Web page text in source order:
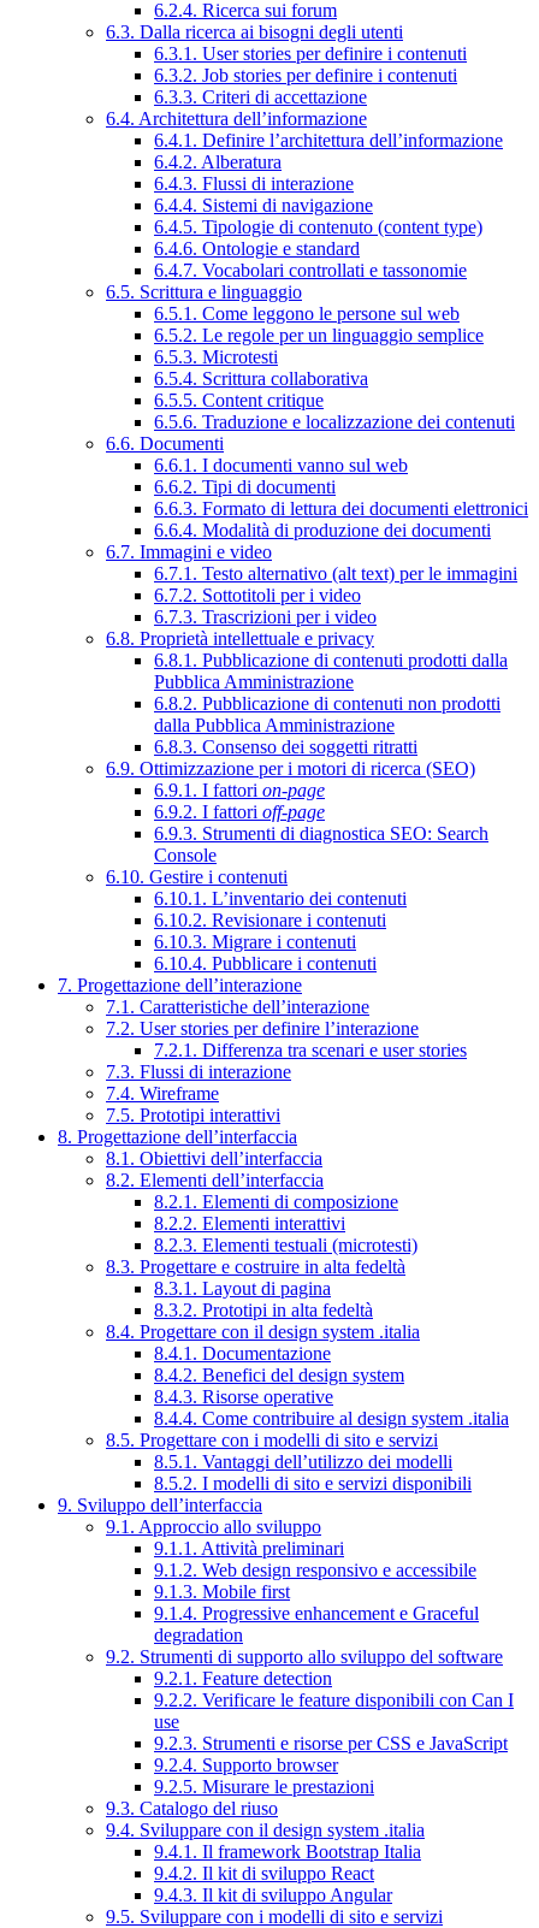
6.2.4. Ricerca sui forum
6.3. Dalla ricerca ai bisogni degli utenti
6.3.1. User stories per definire i contenuti
6.3.2. Job stories per definire i contenuti
6.3.3. Criteri di accettazione
6.4. Architettura dell’informazione
6.4.1. Definire l’architettura dell’informazione
6.4.2. Alberatura
6.4.3. Flussi di interazione
6.4.4. Sistemi di navigazione
6.4.5. Tipologie di contenuto (content type)
6.4.6. Ontologie e standard
6.4.7. Vocabolari controllati e tassonomie
6.5. Scrittura e linguaggio
6.5.1. Come leggono le persone sul web
6.5.2. Le regole per un linguaggio semplice
6.5.3. Microtesti
6.5.4. Scrittura collaborativa
6.5.5. Content critique
6.5.6. Traduzione e localizzazione dei contenuti
6.6. Documenti
6.6.1. I documenti vanno sul web
6.6.2. Tipi di documenti
6.6.3. Formato di lettura dei documenti elettronici
6.6.4. Modalità di produzione dei documenti
6.7. Immagini e video
6.7.1. Testo alternativo (alt text) per le immagini
6.7.2. Sottotitoli per i video
6.7.3. Trascrizioni per i video
6.8. Proprietà intellettuale e privacy
6.8.1. Pubblicazione di contenuti prodotti dalla
Pubblica Amministrazione
6.8.2. Pubblicazione di contenuti non prodotti
dalla Pubblica Amministrazione
6.8.3. Consenso dei soggetti ritratti
6.9. Ottimizzazione per i motori di ricerca (SEO)
6.9.1. I fattori on-page
6.9.2. I fattori off-page
6.9.3. Strumenti di diagnostica SEO: Search
Console
6.10. Gestire i contenuti
6.10.1. L’inventario dei contenuti
6.10.2. Revisionare i contenuti
6.10.3. Migrare i contenuti
6.10.4. Pubblicare i contenuti
7. Progettazione dell’interazione
7.1. Caratteristiche dell’interazione
7.2. User stories per definire l’interazione
7.2.1. Differenza tra scenari e user stories
7.3. Flussi di interazione
7.4. Wireframe
7.5. Prototipi interattivi
8. Progettazione dell’interfaccia
8.1. Obiettivi dell’interfaccia
8.2. Elementi dell’interfaccia
8.2.1. Elementi di composizione
8.2.2. Elementi interattivi
8.2.3. Elementi testuali (microtesti)
8.3. Progettare e costruire in alta fedeltà
8.3.1. Layout di pagina
8.3.2. Prototipi in alta fedeltà
8.4. Progettare con il design system .italia
8.4.1. Documentazione
8.4.2. Benefici del design system
8.4.3. Risorse operative
8.4.4. Come contribuire al design system .italia
8.5. Progettare con i modelli di sito e servizi
8.5.1. Vantaggi dell’utilizzo dei modelli
8.5.2. I modelli di sito e servizi disponibili
9. Sviluppo dell’interfaccia
9.1. Approccio allo sviluppo
9.1.1. Attività preliminari
9.1.2. Web design responsivo e accessibile
9.1.3. Mobile first
9.1.4. Progressive enhancement e Graceful
degradation
9.2. Strumenti di supporto allo sviluppo del software
9.2.1. Feature detection
9.2.2. Verificare le feature disponibili con Can I
use
9.2.3. Strumenti e risorse per CSS e JavaScript
9.2.4. Supporto browser
9.2.5. Misurare le prestazioni
9.3. Catalogo del riuso
9.4. Sviluppare con il design system .italia
9.4.1. Il framework Bootstrap Italia
9.4.2. Il kit di sviluppo React
9.4.3. Il kit di sviluppo Angular
9.5. Sviluppare con i modelli di sito e servizi